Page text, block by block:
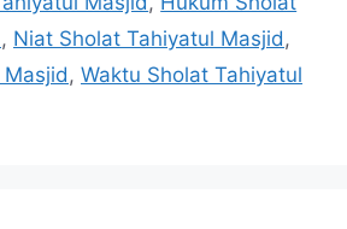
, Niat Sholat Tahiyatul Masjid,
, Waktu Sholat Tahiyatul